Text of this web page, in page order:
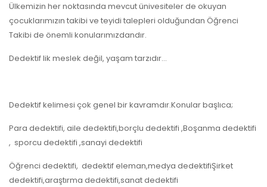
Ülkemizin her noktasında mevcut ünivesiteler de okuyan
çocuklarımızın takibi ve teyidi talepleri olduğundan Öğrenci
Takibi de önemli konularımızdandır.
Dedektif lik meslek değil, yaşam tarzıdır…
Dedektif kelimesi çok genel bir kavramdır.Konular başlıca;
Para dedektifi, aile dedektifi,borçlu dedektifi ,Boşanma dedektifi
, sporcu dedektifi ,sanayi dedektifi
Öğrenci dedektifi, dedektif eleman,medya dedektifiŞirket
dedektifi,araştırma dedektifi,sanat dedektifi